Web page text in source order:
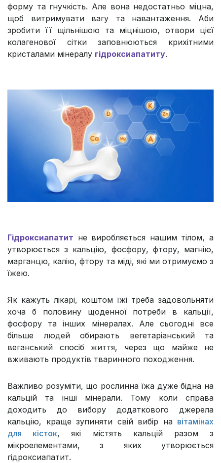
форму та гнучкість. Але вона недостатньо міцна,
щоб витримувати вагу та навантаження. Аби
зробити її щільнішою та міцнішою, отвори цієї
колагенової сітки заповнюються крихітними
кристалами мінералу гідроксиапатиту.
Гідроксиапатит не виробляється нашим тілом, а
утворюється з кальцію, фосфору, фтору, магнію,
марганцю, калію, фтору та міді, які ми отримуємо з
їжею.
Як кажуть лікарі, коштом їжі треба задовольняти
хоча б половину щоденної потреби в кальції,
фосфору та інших мінералах. Але сьогодні все
більше людей обирають вегетаріанський та
веганський спосіб життя, через що майже не
вживають продуктів тваринного походження.
Важливо розуміти, що рослинна їжа дуже бідна на
кальцій та інші мінерали. Тому коли справа
доходить до вибору додаткового джерела
кальцію, краще зупиняти свій вибір на вітамінах
для кісток, які містять кальцій разом з
мікроелементами, з яких утворюється
гідроксиапатит.